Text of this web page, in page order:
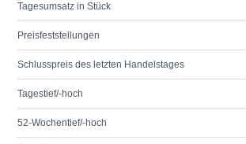
Tagesumsatz in Stück
Preisfeststellungen
Schlusspreis des letzten Handelstages
Tagestief/-hoch
52-Wochentief/-hoch